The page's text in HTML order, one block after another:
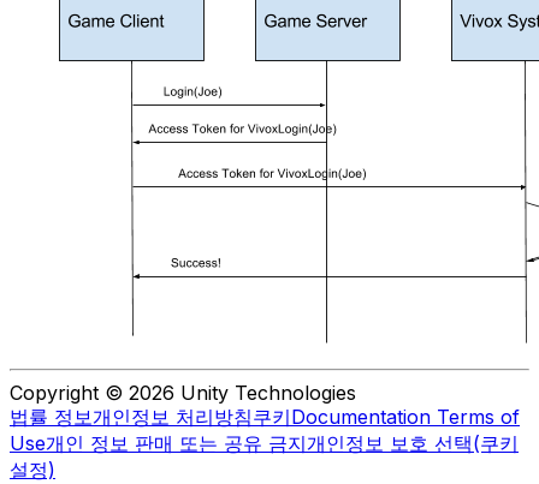
Copyright © 2026 Unity Technologies
법률 정보개인정보 처리방침쿠키Documentation Terms of
Use개인 정보 판매 또는 공유 금지개인정보 보호 선택(쿠키
설정)